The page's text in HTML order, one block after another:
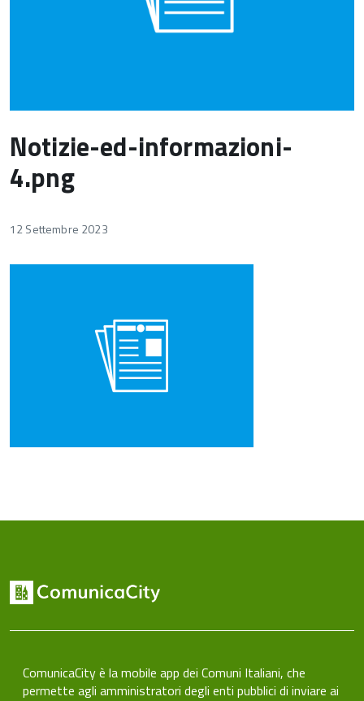
Notizie-ed-informazioni-
4.png
12 Settembre 2023
ComunicaCity è la mobile app dei Comuni Italiani, che
permette agli amministratori degli enti pubblici di inviare ai